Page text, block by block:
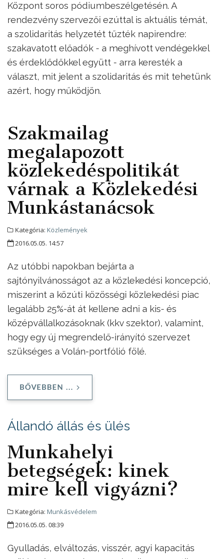
Központ soros pódiumbeszélgetésén. A
rendezvény szervezői ezúttal is aktuális témát,
a szolidaritás helyzetét tűzték napirendre:
szakavatott előadók - a meghívott vendégekkel
és érdeklődőkkel együtt - arra keresték a
választ, mit jelent a szolidaritás és mit tehetünk
azért, hogy működjön.
Szakmailag
megalapozott
közlekedéspolitikát
várnak a Közlekedési
Munkástanácsok
Kategória: Közlemények
2016.05.05. 14:57
Az utóbbi napokban bejárta a
sajtónyilvánosságot az a közlekedési koncepció,
miszerint a közúti közösségi közlekedési piac
legalább 25%-át át kellene adni a kis- és
középvállalkozásoknak (kkv szektor), valamint,
hogy egy új megrendelő-irányító szervezet
szükséges a Volán-portfólió fölé.
BŐVEBBEN ...
Állandó állás és ülés
Munkahelyi
betegségek: kinek
mire kell vigyázni?
Kategória: Munkásvédelem
2016.05.05. 08:39
Gyulladás, elváltozás, visszér, agyi kapacitás